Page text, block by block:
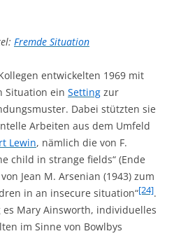
Fremde Situation
entwickelten 1969 mit
Situation ein Setting zur
Dabei stützten sie
Arbeiten aus dem Umfeld
Lewin, nämlich die von F.
child in strange fields“ (Ende
Jean M. Arsenian (1943) zum
in an insecure situation“[24].
Mary Ainsworth, individuelles
im Sinne von Bowlbys